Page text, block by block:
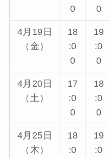
0
0
4月19日
（金）
18
:0
0
19
:0
0
4月20日
（土）
17
:0
0
18
:0
0
4月25日
（木）
18
:0
19
:0